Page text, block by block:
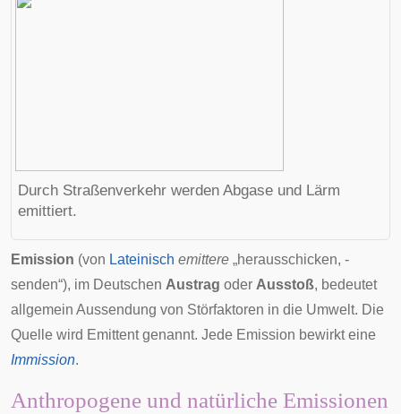
Durch Straßenverkehr werden Abgase und Lärm
emittiert.
Emission (von Lateinisch emittere „herausschicken, -
senden“), im Deutschen Austrag oder Ausstoß, bedeutet
allgemein Aussendung von Störfaktoren in die Umwelt. Die
Quelle wird Emittentgenannt. Jede Emission bewirkt eine
Immission.
Anthropogene und natürliche Emissionen